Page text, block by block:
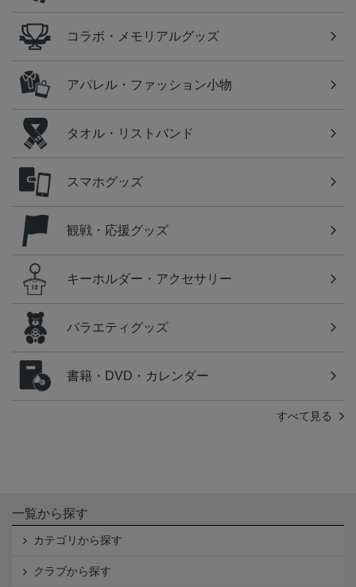
コラボ・メモリアルグッズ
アパレル・ファッション小物
タオル・リストバンド
スマホグッズ
観戦・応援グッズ
キーホルダー・アクセサリー
バラエティグッズ
書籍・DVD・カレンダー
すべて見る
一覧から探す
カテゴリから探す
クラブから探す